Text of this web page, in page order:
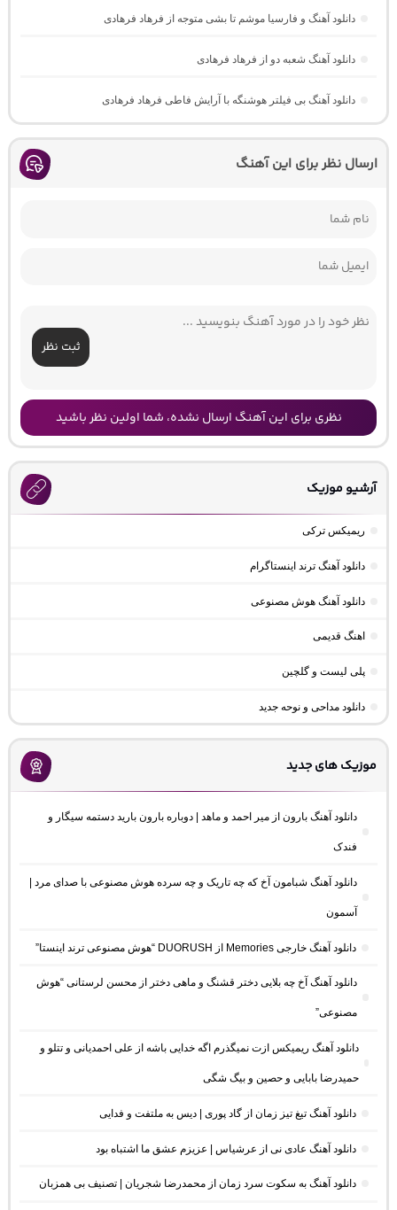
دانلود آهنگ و فارسیا موشم تا بشی متوجه از فرهاد فرهادی
دانلود آهنگ شعبه دو از فرهاد فرهادی
دانلود آهنگ بی فیلتر هوشنگه با آرایش فاطی فرهاد فرهادی
ارسال نظر برای این آهنگ
ثبت نظر
نظری برای این آهنگ ارسال نشده، شما اولین نظر باشید
آرشیو موزیک
ریمیکس ترکی
دانلود آهنگ ترند اینستاگرام
دانلود آهنگ هوش مصنوعی
اهنگ قدیمی
پلی لیست و گلچین
دانلود مداحی و نوحه جدید
موزیک های جدید
دانلود آهنگ بارون از میر احمد و ماهد | دوباره بارون بارید دستمه سیگار و
فندک
دانلود آهنگ شبامون آخ که چه تاریک و چه سرده هوش مصنوعی با صدای مرد |
آسمون
دانلود آهنگ خارجی Memories از DUORUSH “هوش مصنوعی ترند اینستا”
دانلود آهنگ آخ چه بلایی دختر قشنگ و ماهی دختر از محسن لرستانی “هوش
مصنوعی”
دانلود آهنگ ریمیکس ازت نمیگذرم اگه خدایی باشه از علی احمدیانی و تتلو و
حمیدرضا بابایی و حصین و بیگ شگی
دانلود آهنگ تیغ تیز زمان از گاد پوری | دیس به ملتفت و فدایی
دانلود آهنگ عادی نی از عرشیاس | عزیزم عشق ما اشتباه بود
دانلود آهنگ به سکوت سرد زمان از محمدرضا شجریان | تصنیف بی همزبان